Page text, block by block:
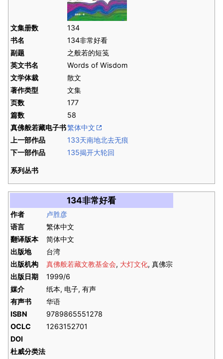
文集册数
134
书名
134非常好看
副题
之般若的短笺
英文书名
Words of Wisdom
文学体裁
散文
著作类型
文集
页数
177
篇数
58
真佛般若藏电子书繁体中文
上一部作品
133天南地北去无痕
下一部作品
135揭开大轮回
系列丛书
134非常好看
作者
卢胜彦
语言
繁体中文
翻译版本
简体中文
出版地
台湾
出版机构
真佛般若藏文教基金会, 大灯文化, 真佛宗
出版日期
1999/6
媒介
纸本, 电子, 有声
有声书
华语
ISBN
9789865551278
OCLC
1263152701
DOI
杜威分类法